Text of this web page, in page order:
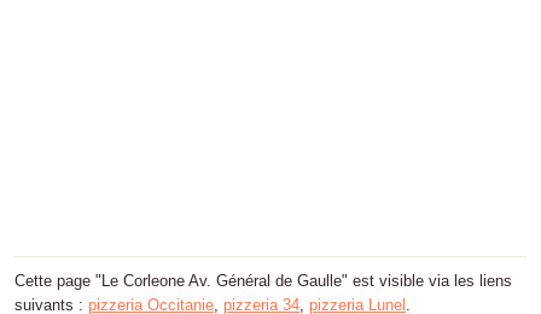
Cette page "Le Corleone Av. Général de Gaulle" est visible via les liens
suivants : pizzeria Occitanie, pizzeria 34, pizzeria Lunel .